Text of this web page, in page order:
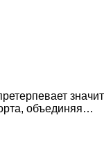
объединяя…